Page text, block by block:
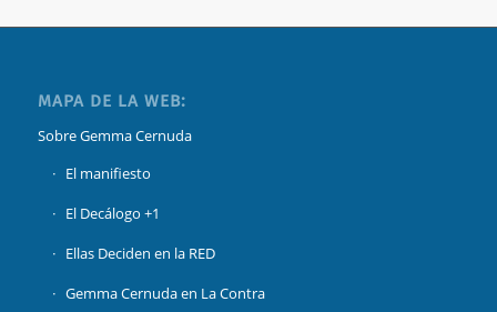
MAPA DE LA WEB:
Sobre Gemma Cernuda
El manifiesto
El Decálogo +1
Ellas Deciden en la RED
Gemma Cernuda en La Contra